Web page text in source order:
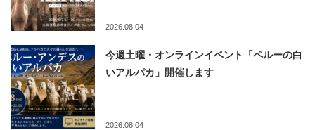
2026.08.04
今週土曜・オンラインイベント「ペルーの白
いアルパカ」開催します
2026.08.04